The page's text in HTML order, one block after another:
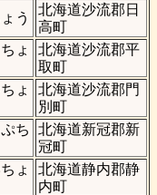
う
北海道沙流郡日
高町
ょ
北海道沙流郡平
取町
ょ
北海道沙流郡門
別町
ち
北海道新冠郡新
冠町
ょ
北海道静内郡静
内町